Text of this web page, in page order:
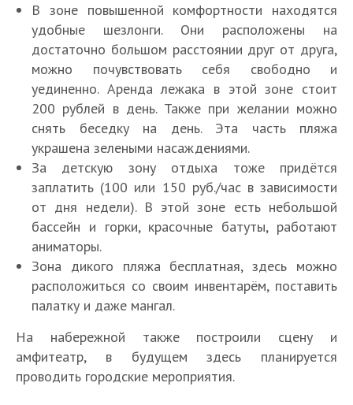
В зоне повышенной комфортности находятся
удобные шезлонги. Они расположены на
достаточно большом расстоянии друг от друга,
можно почувствовать себя свободно и
уединенно. Аренда лежака в этой зоне стоит
200 рублей в день. Также при желании можно
снять беседку на день. Эта часть пляжа
украшена зелеными насаждениями.
За детскую зону отдыха тоже придётся
заплатить (100 или 150 руб./час в зависимости
от дня недели). В этой зоне есть небольшой
бассейн и горки, красочные батуты, работают
аниматоры.
Зона дикого пляжа бесплатная, здесь можно
расположиться со своим инвентарём, поставить
палатку и даже мангал.
На набережной также построили сцену и
амфитеатр, в будущем здесь планируется
проводить городские мероприятия.